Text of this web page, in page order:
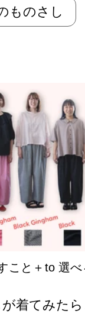
ものさし
こと＋to 選
が着てみた